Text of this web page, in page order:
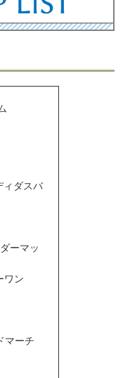
ィダスバ
ーマッ
ワン
マーチ